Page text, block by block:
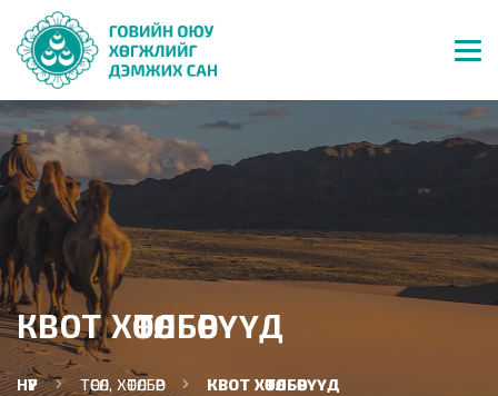
КВОТ ХӨТӨЛБӨРҮҮД
НҮҮР ТӨСӨЛ, ХӨТӨЛБӨР КВОТ ХӨТӨЛБӨРҮҮД